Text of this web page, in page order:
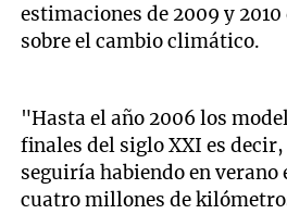
estimaciones de 2009 y
sobre el cambio climático.
"Hasta el año 2006 los
finales del siglo XXI es decir,
seguiría habiendo en verano
cuatro millones de